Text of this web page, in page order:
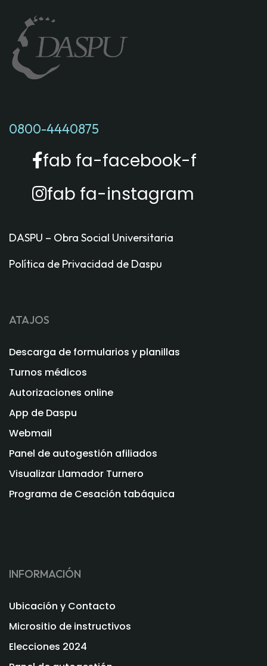
0800-4440875
fab fa-facebook-f
fab fa-instagram
DASPU – Obra Social Universitaria
Política de Privacidad de Daspu
ATAJOS
Descarga de formularios y planillas
Turnos médicos
Autorizaciones online
App de Daspu
Webmail
Panel de autogestión afiliados
Visualizar Llamador Turnero
Programa de Cesación tabáquica
INFORMACIÓN
Ubicación y Contacto
Micrositio de instructivos
Elecciones 2024